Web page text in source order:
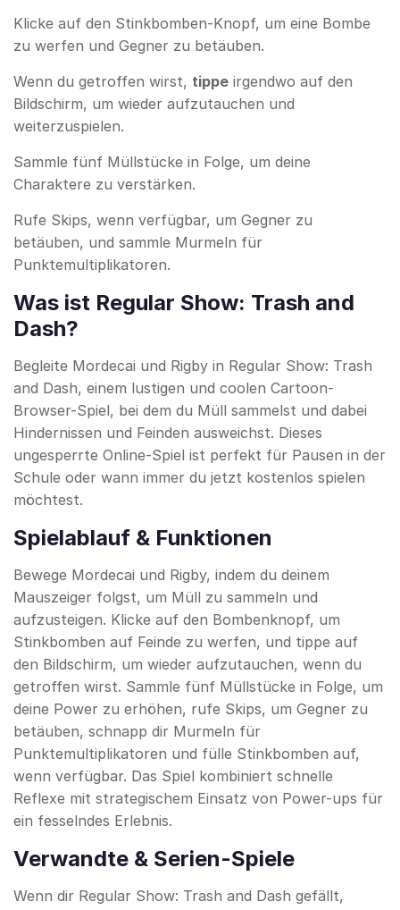
Klicke auf den Stinkbomben-Knopf, um eine Bombe
zu werfen und Gegner zu betäuben.
Wenn du getroffen wirst, tippe irgendwo auf den
Bildschirm, um wieder aufzutauchen und
weiterzuspielen.
Sammle fünf Müllstücke in Folge, um deine
Charaktere zu verstärken.
Rufe Skips, wenn verfügbar, um Gegner zu
betäuben, und sammle Murmeln für
Punktemultiplikatoren.
Was ist Regular Show: Trash and
Dash?
Begleite Mordecai und Rigby in Regular Show: Trash
and Dash, einem lustigen und coolen Cartoon-
Browser-Spiel, bei dem du Müll sammelst und dabei
Hindernissen und Feinden ausweichst. Dieses
ungesperrte Online-Spiel ist perfekt für Pausen in der
Schule oder wann immer du jetzt kostenlos spielen
möchtest.
Spielablauf & Funktionen
Bewege Mordecai und Rigby, indem du deinem
Mauszeiger folgst, um Müll zu sammeln und
aufzusteigen. Klicke auf den Bombenknopf, um
Stinkbomben auf Feinde zu werfen, und tippe auf
den Bildschirm, um wieder aufzutauchen, wenn du
getroffen wirst. Sammle fünf Müllstücke in Folge, um
deine Power zu erhöhen, rufe Skips, um Gegner zu
betäuben, schnapp dir Murmeln für
Punktemultiplikatoren und fülle Stinkbomben auf,
wenn verfügbar. Das Spiel kombiniert schnelle
Reflexe mit strategischem Einsatz von Power-ups für
ein fesselndes Erlebnis.
Verwandte & Serien-Spiele
Wenn dir Regular Show: Trash and Dash gefällt,